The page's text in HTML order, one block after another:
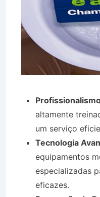
altamente
um serviço
Tecnologia
equipamentos
especializadas
eficazes.